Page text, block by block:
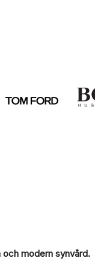
och modern synvård.